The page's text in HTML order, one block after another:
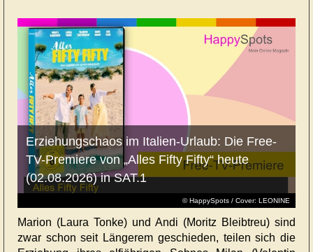
© HappySpots / Cover: LEONINE
Erziehungschaos im Italien-Urlaub: Die Free-
TV-Premiere von „Alles Fifty Fifty“ heute
(02.08.2026) in SAT.1
Marion (Laura Tonke) und Andi (Moritz Bleibtreu) sind
zwar schon seit Längerem geschieden, teilen sich die